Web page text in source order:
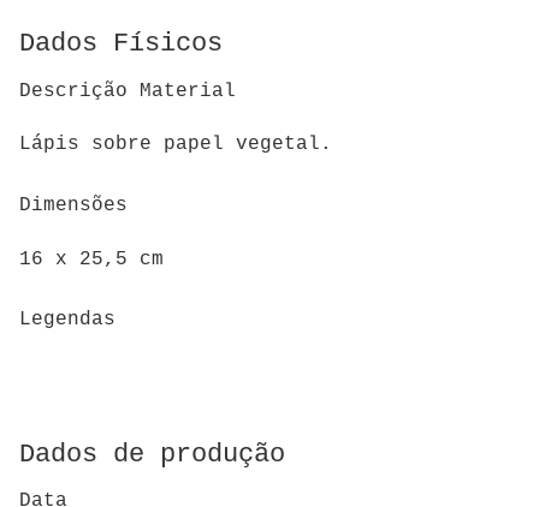
Dados Físicos
Descrição Material
Lápis sobre papel vegetal.
Dimensões
16 x 25,5 cm
Legendas
Dados de produção
Data